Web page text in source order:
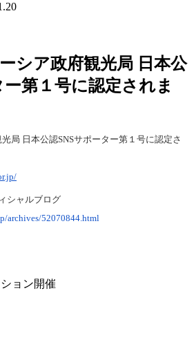
シア政府観光局 日本公
第１号に認定されま
日本公認SNSサポーター第１号に認定さ
シャルブログ
archives/52070844.html
ョン開催